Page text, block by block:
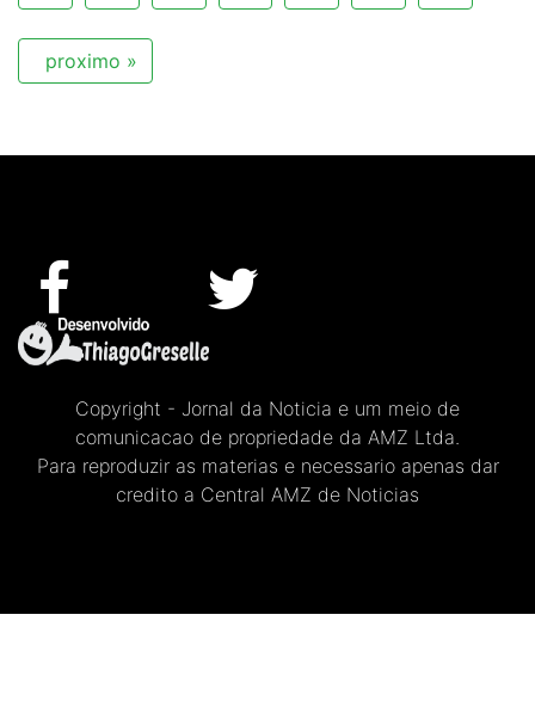
proximo »
Copyright - Jornal da Noticia e um meio de
comunicacao de propriedade da AMZ Ltda.
Para reproduzir as materias e necessario apenas dar
credito a Central AMZ de Noticias